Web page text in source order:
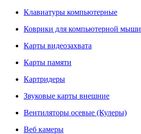
Клавиатуры компьютерные
Коврики для компьютерной мыши
Карты видеозахвата
Карты памяти
Картридеры
Звуковые карты внешние
Вентиляторы осевые (Кулеры)
Веб камеры